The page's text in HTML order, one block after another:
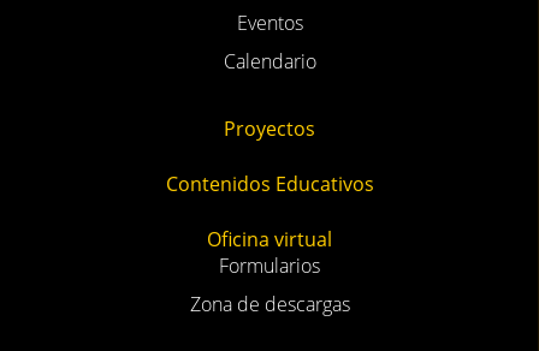
Eventos
Calendario
Proyectos
Contenidos Educativos
Oficina virtual
Formularios
Zona de descargas